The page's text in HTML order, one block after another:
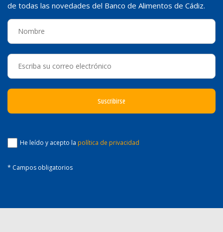
de todas las novedades del Banco de Alimentos de Cádiz.
* Campos obligatorios
He leído y acepto la política de privacidad